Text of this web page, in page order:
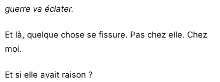
guerre va éclater.
Et là, quelque chose se fissure. Pas chez elle. Chez
moi.
Et si elle avait raison ?